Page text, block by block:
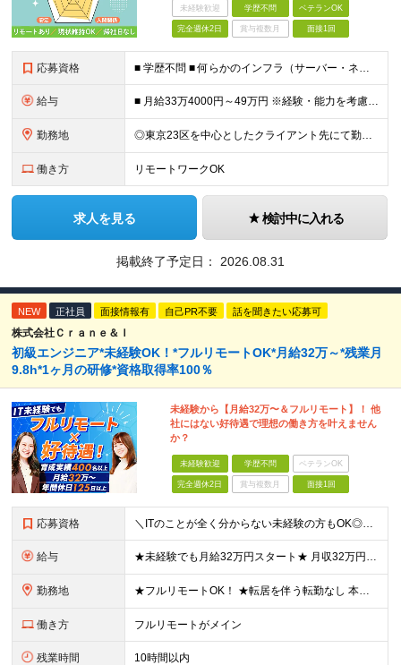
未経験歓迎 学歴不問 ベテランOK
完全週休2日 賞与複数月 面接1回
応募資格 ■ 学歴不問 ■ 何らかのインフラ（サーバー・ネットワーク）の実務経験をお持ちの方 ※運用・保守の経験のみという方も大歓迎です！ ＼こんな方にピッタリの環境です／ ◎案件がコロコロ変わることに疲れて
給与 ■ 月給33万4000円～49万円 ※経験・能力を考慮して優遇します。 ※上記には固定残業代（月30時間分・6万3500円～9万3100円）を含みます。超過分は全額支給。 ※待機期間中全額給与を保証
勤務地 ◎東京23区を中心としたクライアント先にて勤務いただきます（転居を伴う転勤なし） ◎在宅勤務も活用できます ■ 本社 東京都江戸川区南葛西3-5-3-402 (変更の範囲)上記を除く当社関連勤務地
働き方 リモートワークOK
求人を見る 検討中に入れる
掲載終了予定日： 2026.08.31
NEW 正社員 面接情報有 自己PR不要 話を聞きたい応募可
株式会社Ｃｒａｎｅ＆Ｉ
初級エンジニア*未経験OK！*フルリモートOK*月給32万～*残業月
9.8h*1ヶ月の研修*資格取得率100％
未経験から【月給32万〜＆フルリモート】！ 他
社にはない好待遇で理想の働き方を叶えません
か？
未経験歓迎 学歴不問 ベテランOK
完全週休2日 賞与複数月 面接1回
応募資格 ＼ITのことが全く分からない未経験の方もOK◎／≪ポテンシャル採用実施中≫ ★未経験OK！フリータからの正社員デビューもOK！ ★学歴不問 ≪こんな方にピッタリです！≫ ◎未経験から本気でエンジニア
給与 ★未経験でも月給32万円スタート★ 月収32万円～35万円＋各種手当（資格手当だけで毎月15万の上乗せ実績あり！） ★資格手当豊富！1資格につき最大3万円支給 ★功績手当の導入で、毎月のお給与に上乗
勤務地 ★フルリモートOK！ ★転居を伴う転勤なし 本社またはプロジェクト先にて勤務いただきます！ ※プロジェクト先は一都三県及び23区内がメイン 【本社】 東京都新宿区神楽坂1-2 研究社英語センタービ
働き方 フルリモートがメイン
残業時間 10時間以内